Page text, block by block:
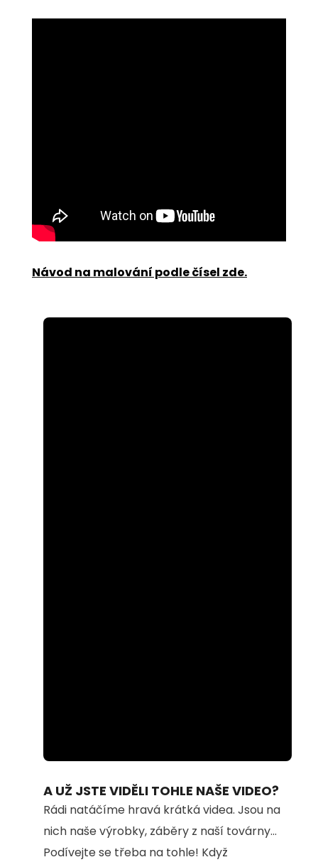
Návod na malování podle čísel zde.
73.56%
A UŽ JSTE VIDĚLI TOHLE NAŠE VIDEO?
Rádi natáčíme hravá krátká videa. Jsou na
nich naše výrobky, záběry z naší továrny...
Podívejte se třeba na tohle! Když